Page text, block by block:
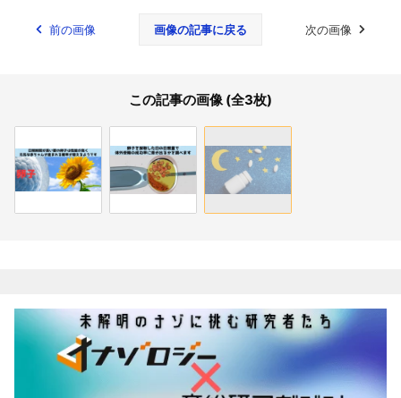
前の画像 画像の記事に戻る 次の画像
この記事の画像 (全3枚)